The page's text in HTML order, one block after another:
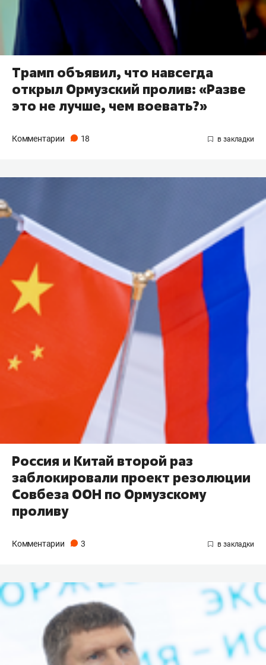
Трамп объявил, что навсегда
открыл Ормузский пролив: «Разве
это не лучше, чем воевать?»
Комментарии 18
Россия и Китай второй раз
заблокировали проект резолюции
Совбеза ООН по Ормузскому
проливу
Комментарии 3